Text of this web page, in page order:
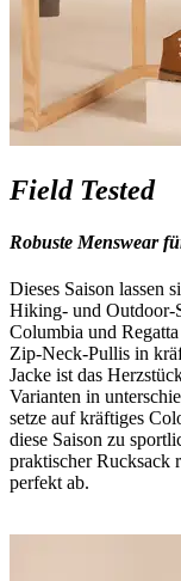
Field Tested
Robuste Menswear
Dieses Saison lassen
Hiking- und Outdoor-
Columbia und
Zip-Neck-Pullis in
Jacke ist das
Varianten in
setze auf kräftiges
diese Saison zu
praktischer Rucksack
perfekt ab.